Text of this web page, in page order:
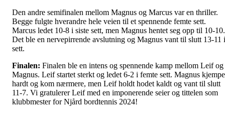
Den andre semifinalen mellom Magnus og Marcus var en thriller.
Begge fulgte hverandre hele veien til et spennende femte sett.
Marcus ledet 10-8 i siste sett, men Magnus hentet seg opp til 10-10.
Det ble en nervepirrende avslutning og Magnus vant til slutt 13-11 i
sett.
Finalen: Finalen ble en intens og spennende kamp mellom Leif og
Magnus. Leif startet sterkt og ledet 6-2 i femte sett. Magnus
hardt og kom nærmere, men Leif holdt hodet kaldt og vant til slutt
11-7. Vi gratulerer Leif med en imponerende seier og tittelen som
klubbmester for Njård bordtennis 2024!